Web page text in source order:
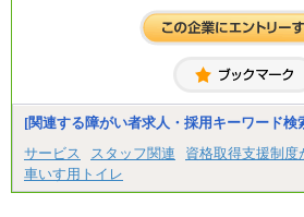
[関連する障がい者求人・採用キーワード検
サービス
スタッフ関連 資格取得支援制度
車いす用トイレ